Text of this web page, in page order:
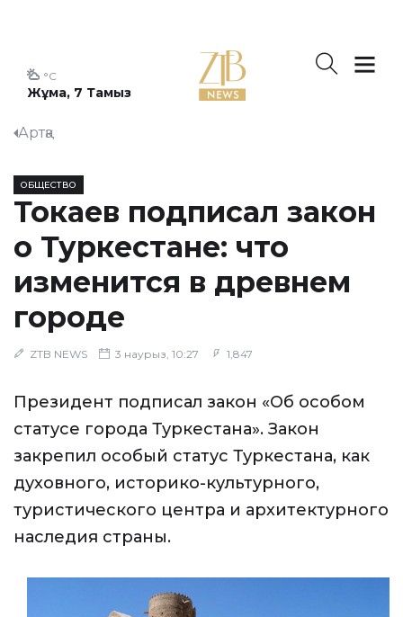
Жұма, 7 Тамыз
°C
Артқа
ОБЩЕСТВО
Токаев подписал закон
о Туркестане: что
изменится в древнем
городе
ZTB NEWS 3 наурыз, 10:27 1,847
Президент подписал закон «Об особом
статусе города Туркестана». Закон
закрепил особый статус Туркестана, как
духовного, историко-культурного,
туристического центра и архитектурного
наследия страны.